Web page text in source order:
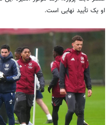
او یک تأیید نهایی است.